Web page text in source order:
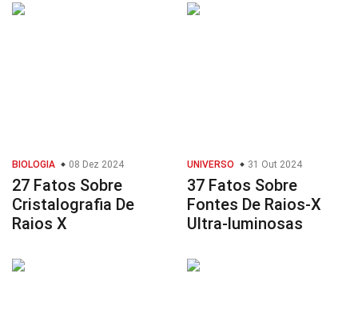
BIOLOGIA 08 Dez 2024
27 Fatos Sobre
Cristalografia De
Raios X
UNIVERSO 31 Out 2024
37 Fatos Sobre
Fontes De Raios-X
Ultra-luminosas